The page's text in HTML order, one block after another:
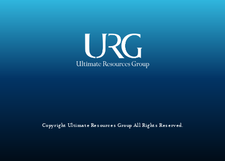
Copyright Ultimate Resources Group All Rights Reserved.